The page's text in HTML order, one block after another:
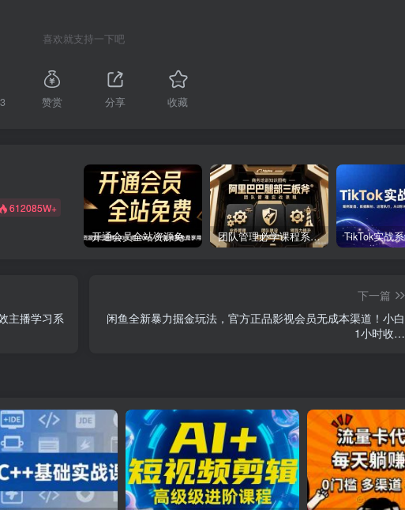
喜欢就支持一下吧
赞赏 分享 收藏
612085W+
开通会员全站资源免费下载 开通VIP会员 HY资源库 团队管理必学课程系列，阿里巴巴“腿部三板斧”
主播学习系
下一篇
闲鱼全新暴力掘金玩法，官方正品影视会员无成本渠道！小白
1小时收…